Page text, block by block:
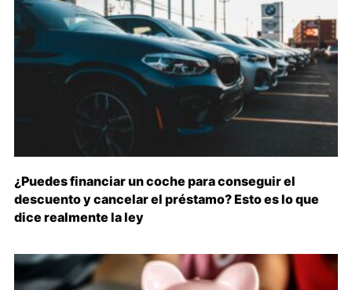
¿Puedes financiar un coche para conseguir el
descuento y cancelar el préstamo? Esto es lo que
dice realmente la ley